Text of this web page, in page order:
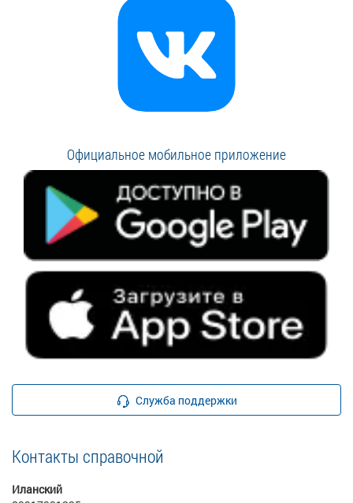
Официальное мобильное приложение
Служба поддержки
Контакты справочной
Иланский